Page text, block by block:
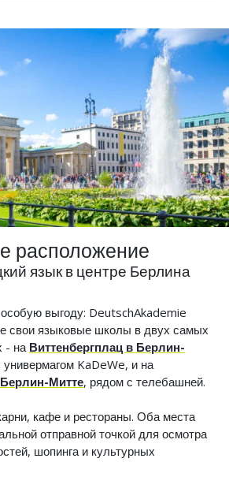
расположение
язык в центре Берлина
выгоду: DeutschAkademie
свои языковые школы в двух самых
- на Виттенбергплац в Берлин-
универмагом KaDeWe, и на
Митте, рядом с телебашней.
кафе и рестораны. Оба места
отправной точкой для осмотра
шопинга и культурных